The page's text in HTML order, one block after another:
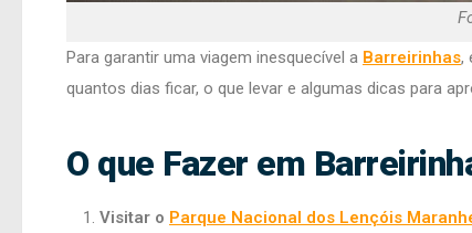
Para garantir uma viagem inesquecível a Barreirinhas,
quantos dias ficar, o que levar e algumas dicas para
O que Fazer em
Visitar o Parque Nacional dos Lençóis